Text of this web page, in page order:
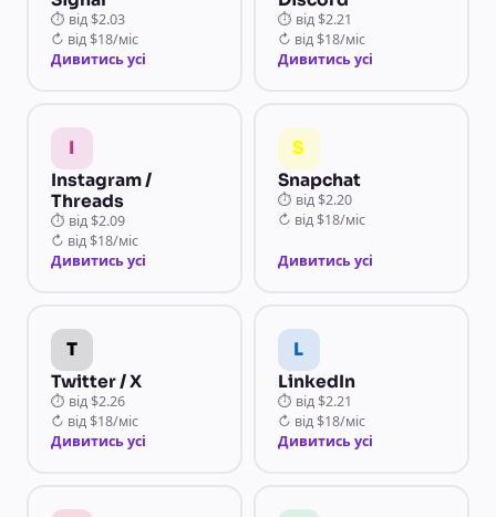
⏱ від $2.03
↻ від $18/міс
Дивитись усі
⏱ від $2.21
↻ від $18/міс
Дивитись усі
I
Instagram /
Threads
⏱ від $2.09
↻ від $18/міс
Дивитись усі
S
Snapchat
⏱ від $2.20
↻ від $18/міс
Дивитись усі
T
Twitter / X
⏱ від $2.26
↻ від $18/міс
Дивитись усі
L
LinkedIn
⏱ від $2.21
↻ від $18/міс
Дивитись усі